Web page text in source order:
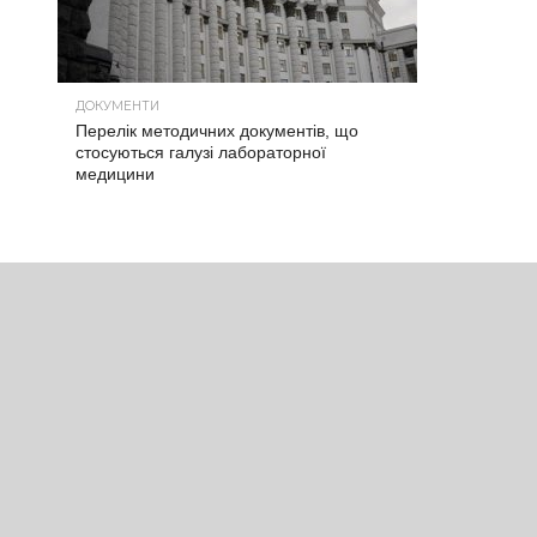
ДОКУМЕНТИ
Перелік методичних документів, що
стосуються галузі лабораторної
медицини